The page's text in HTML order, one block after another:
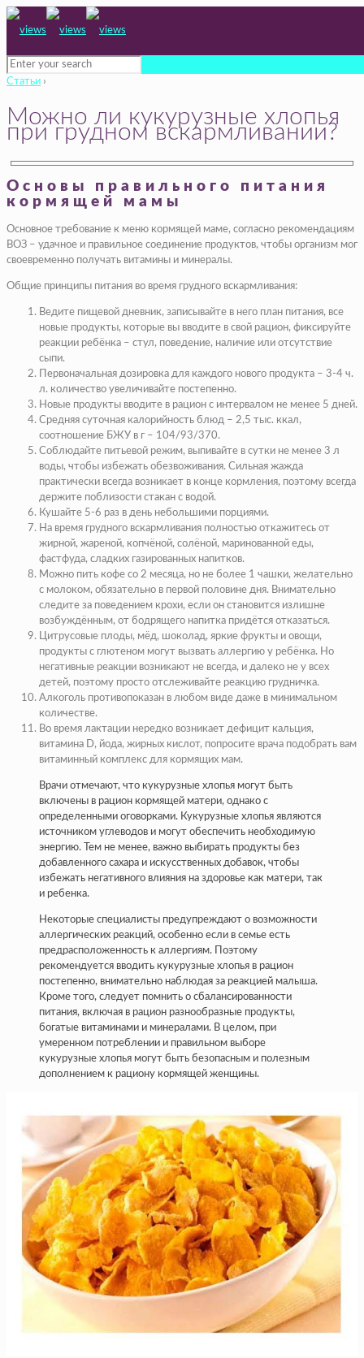
Статьи ›
Можно ли кукурузные хлопья
при грудном вскармливании?
Основы правильного питания
кормящей мамы
Основное требование к меню кормящей маме, согласно рекомендациям
ВОЗ – удачное и правильное соединение продуктов, чтобы организм мог
своевременно получать витамины и минералы.
Общие принципы питания во время грудного вскармливания:
Ведите пищевой дневник, записывайте в него план питания, все
новые продукты, которые вы вводите в свой рацион, фиксируйте
реакции ребёнка – стул, поведение, наличие или отсутствие
сыпи.
Первоначальная дозировка для каждого нового продукта – 3-4 ч.
л. количество увеличивайте постепенно.
Новые продукты вводите в рацион с интервалом не менее 5 дней.
Средняя суточная калорийность блюд – 2,5 тыс. ккал,
соотношение БЖУ в г – 104/93/370.
Соблюдайте питьевой режим, выпивайте в сутки не менее 3 л
воды, чтобы избежать обезвоживания. Сильная жажда
практически всегда возникает в конце кормления, поэтому всегда
держите поблизости стакан с водой.
Кушайте 5-6 раз в день небольшими порциями.
На время грудного вскармливания полностью откажитесь от
жирной, жареной, копчёной, солёной, маринованной еды,
фастфуда, сладких газированных напитков.
Можно пить кофе со 2 месяца, но не более 1 чашки, желательно
с молоком, обязательно в первой половине дня. Внимательно
следите за поведением крохи, если он становится излишне
возбуждённым, от бодрящего напитка придётся отказаться.
Цитрусовые плоды, мёд, шоколад, яркие фрукты и овощи,
продукты с глютеном могут вызвать аллергию у ребёнка. Но
негативные реакции возникают не всегда, и далеко не у всех
детей, поэтому просто отслеживайте реакцию грудничка.
Алкоголь противопоказан в любом виде даже в минимальном
количестве.
Во время лактации нередко возникает дефицит кальция,
витамина D, йода, жирных кислот, попросите врача подобрать вам
витаминный комплекс для кормящих мам.
Врачи отмечают, что кукурузные хлопья могут быть
включены в рацион кормящей матери, однако с
определенными оговорками. Кукурузные хлопья являются
источником углеводов и могут обеспечить необходимую
энергию. Тем не менее, важно выбирать продукты без
добавленного сахара и искусственных добавок, чтобы
избежать негативного влияния на здоровье как матери, так
и ребенка.
Некоторые специалисты предупреждают о возможности
аллергических реакций, особенно если в семье есть
предрасположенность к аллергиям. Поэтому
рекомендуется вводить кукурузные хлопья в рацион
постепенно, внимательно наблюдая за реакцией малыша.
Кроме того, следует помнить о сбалансированности
питания, включая в рацион разнообразные продукты,
богатые витаминами и минералами. В целом, при
умеренном потреблении и правильном выборе
кукурузные хлопья могут быть безопасным и полезным
дополнением к рациону кормящей женщины.